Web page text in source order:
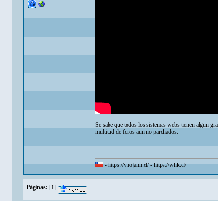
Se sabe que todos los sistemas webs tienen algun
multitud de foros aun no parchados.
-https://yhojann.cl/-https://whk.cl/
Páginas: [1]